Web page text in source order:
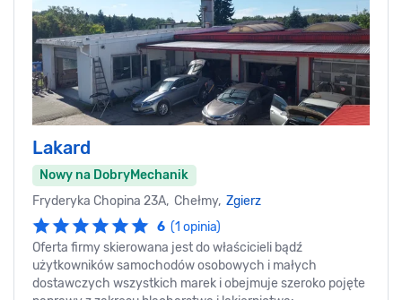
Lakard
Nowy na DobryMechanik
Fryderyka Chopina 23A, Chełmy, Zgierz
6 (1 opinia)
Oferta firmy skierowana jest do właścicieli bądź
użytkowników samochodów osobowych i małych
dostawczych wszystkich marek i obejmuje szeroko pojęte